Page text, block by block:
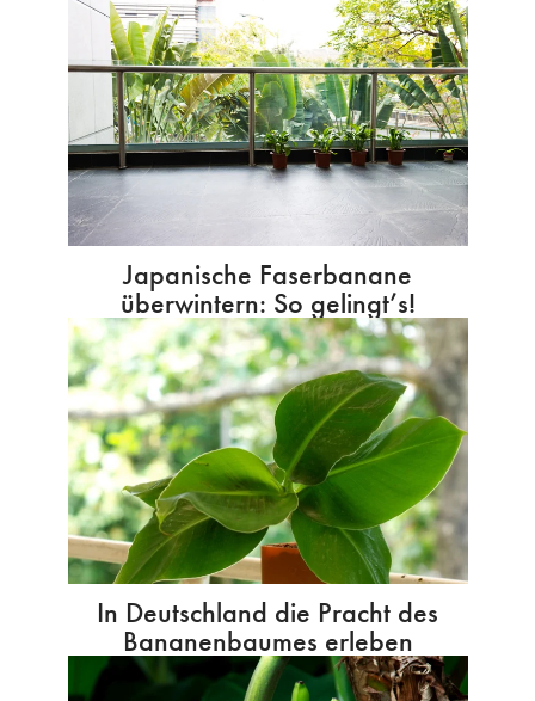
Japanische Faserbanane
überwintern: So gelingt’s!
In Deutschland die Pracht des
Bananenbaumes erleben